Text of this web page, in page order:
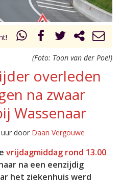
(Foto: Toon van der Poel)
overleden
na zwaar
Wassenaar
door Daan Vergouwe
vrijdagmiddag rond 13.00
na een eenzijdig
het ziekenhuis werd